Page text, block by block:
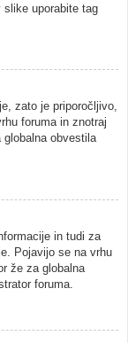
uporabite tag
zato je priporočljivo,
foruma in znotraj
obvestila
in tudi za
Pojavijo se na vrhu
že za globalna
foruma.